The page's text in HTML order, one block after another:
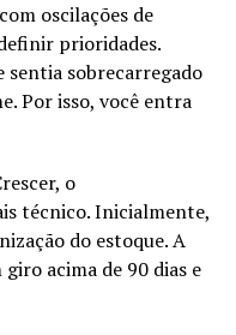
símbolo de
si mesmo?
história?
oscilações de
prioridades.
sentia sobrecarregado
Por isso, você entra
o
técnico. Inicialmente,
do estoque. A
acima de 90 dias e